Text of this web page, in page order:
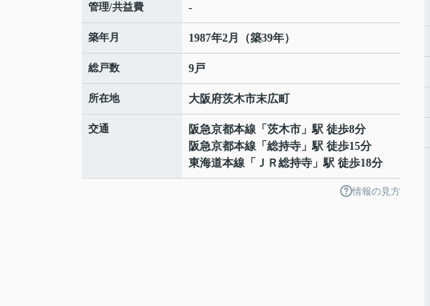
管理/共益費 -
築年月 1987年2月（築39年）
総戸数 9戸
所在地 大阪府茨木市末広町
交通 阪急京都本線 「 茨木市 」駅 徒歩8分
阪急京都本線 「 総持寺 」駅 徒歩15分
東海道本線 「 ＪＲ総持寺 」駅 徒歩18分
情報の見方